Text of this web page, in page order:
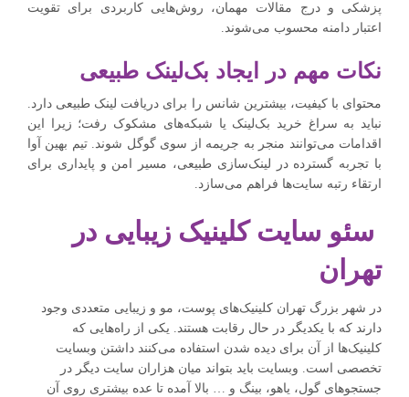
پزشکی و درج مقالات مهمان، روش‌هایی کاربردی برای تقویت
اعتبار دامنه محسوب می‌شوند.
نکات مهم در ایجاد بک‌لینک طبیعی
محتوای با کیفیت، بیشترین شانس را برای دریافت لینک طبیعی دارد.
نباید به سراغ خرید بک‌لینک یا شبکه‌های مشکوک رفت؛ زیرا این
اقدامات می‌توانند منجر به جریمه از سوی گوگل شوند. تیم بهین آوا
با تجربه گسترده در لینک‌سازی طبیعی، مسیر امن و پایداری برای
ارتقاء رتبه سایت‌ها فراهم می‌سازد.
سئو سایت کلینیک زیبایی در
تهران
در شهر بزرگ تهران کلینیک‌های پوست، مو و زیبایی متعددی وجود
دارند که با یکدیگر در حال رقابت هستند. یکی از راه‌هایی که
کلینیک‌ها از آن برای دیده شدن استفاده می‌کنند داشتن وبسایت
تخصصی است. وبسایت باید بتواند میان هزاران سایت دیگر در
جستجوهای گول، یاهو، بینگ و … بالا آمده تا عده بیشتری روی آن